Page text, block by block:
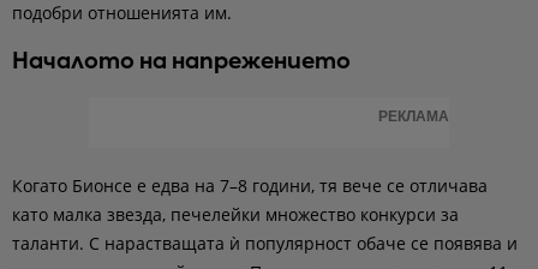
подобри отношенията им.
Началото на напрежението
РЕКЛАМА
Когато Бионсе е едва на 7–8 години, тя вече се отличава
като малка звезда, печелейки множество конкурси за
таланти. С нарастващата ѝ популярност обаче се появява и